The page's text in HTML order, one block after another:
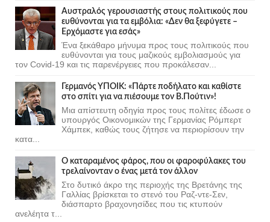
Αυστραλός γερουσιαστής στους πολιτικούς που
ευθύνονται για τα εμβόλια: «Δεν θα ξεφύγετε –
Ερχόμαστε για εσάς»
Ένα ξεκάθαρο μήνυμα προς τους πολιτικούς που
ευθύνονται για τους μαζικούς εμβολιασμούς για
τον Covid-19 και τις παρενέργειες που προκάλεσαν...
Γερμανός ΥΠΟΙΚ: «Πάρτε ποδήλατο και καθίστε
στο σπίτι για να πιέσουμε τον Β.Πούτιν»!
Μια απίστευτη οδηγία προς τους πολίτες έδωσε ο
υπουργός Οικονομικών της Γερμανίας Ρόμπερτ
Χάμπεκ, καθώς τους ζήτησε να περιορίσουν την
κατα...
Ο καταραμένος φάρος, που οι φαροφύλακες του
τρελαίνονταν ο ένας μετά τον άλλον
Στο δυτικό άκρο της περιοχής της Βρετάνης της
Γαλλίας βρίσκεται το στενό του Ραζ-ντε-Σεν,
διάσπαρτο βραχονησίδες που τις κτυπούν
ανελέητα τ...